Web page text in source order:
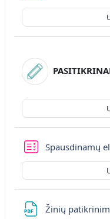
Spausdinamų
Žinių